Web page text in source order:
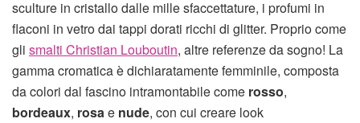
sculture in cristallo dalle mille sfaccettature, i profumi in
flaconi in vetro dai tappi dorati ricchi di glitter. Proprio come
gli smalti Christian Louboutin, altre referenze da sogno! La
gamma cromatica è dichiaratamente femminile, composta
da colori dal fascino intramontabile come rosso,
bordeaux, rosae nude, con cui creare look